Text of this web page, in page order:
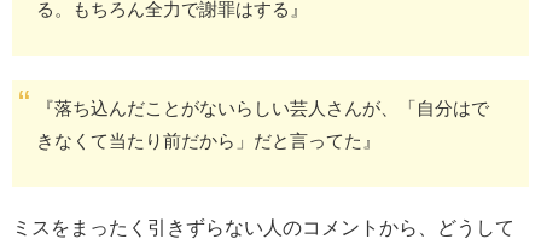
る。もちろん全力で謝罪はする』
『落ち込んだことがないらしい芸人さんが、「自分はで
きなくて当たり前だから」だと言ってた』
ミスをまったく引きずらない人のコメントから、どうして